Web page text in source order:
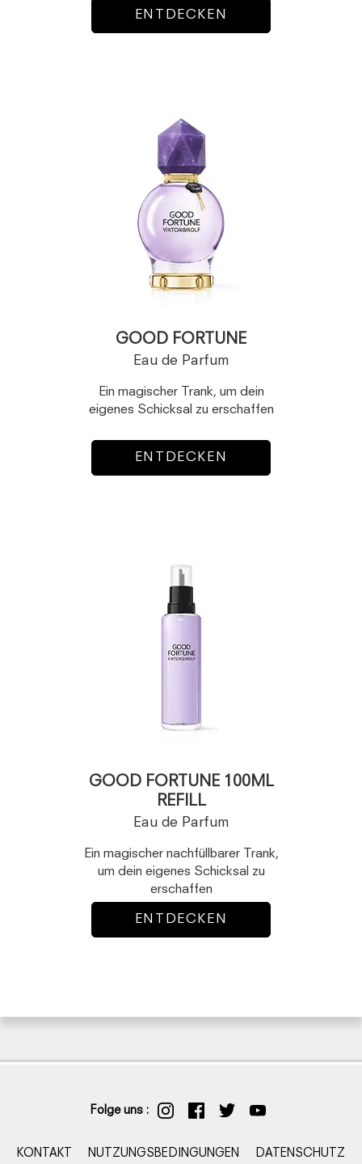
ENTDECKEN
GOOD FORTUNE
Eau de Parfum
Ein magischer Trank, um dein
eigenes Schicksal zu erschaffen
ENTDECKEN
GOOD FORTUNE 100ML
REFILL
Eau de Parfum
Ein magischer nachfüllbarer Trank,
um dein eigenes Schicksal zu
erschaffen
ENTDECKEN
Folge uns :
KONTAKT NUTZUNGSBEDINGUNGEN DATENSCHUTZ